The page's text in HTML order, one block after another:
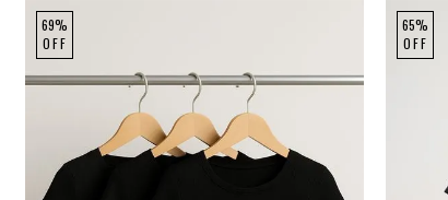
69%
OFF
65%
OFF